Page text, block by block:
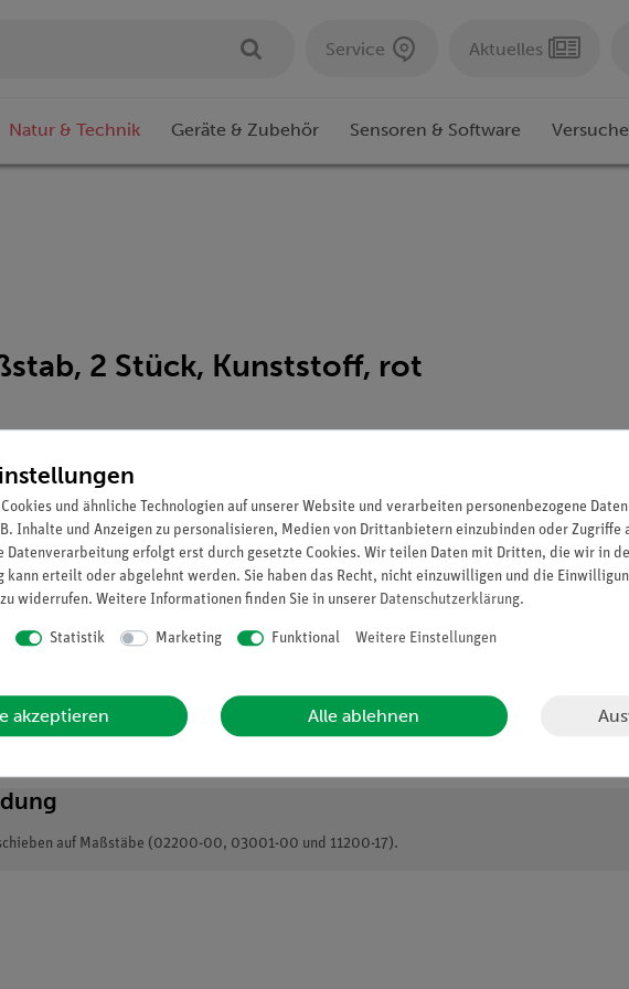
Service Aktuelles
Natur & Technik Geräte & Zubehör Sensoren & Software
2 Stück, Kunststoff, rot
auf Maßstäbe (02200-00, 03001-00 und 11200-17).
und ähnliche Technologien auf unserer Website und verarbeiten personenbezogene
Inhalte und Anzeigen zu personalisieren, Medien von Drittanbietern einzubinden oder Zugriffe
Datenverarbeitung erfolgt erst durch gesetzte Cookies. Wir teilen Daten mit Dritten, die wir in
kann erteilt oder abgelehnt werden. Sie haben das Recht, nicht einzuwilligen und die
widerrufen. Weitere Informationen finden Sie in unserer Daten­schutz­erklärung.
Statistik Marketing Funktional Weitere Einstellungen
akzeptieren Alle ablehnen